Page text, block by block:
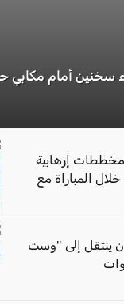
سخنين أمام مكابي
إرهابية
المباراة مع
ينتقل إلى "وست